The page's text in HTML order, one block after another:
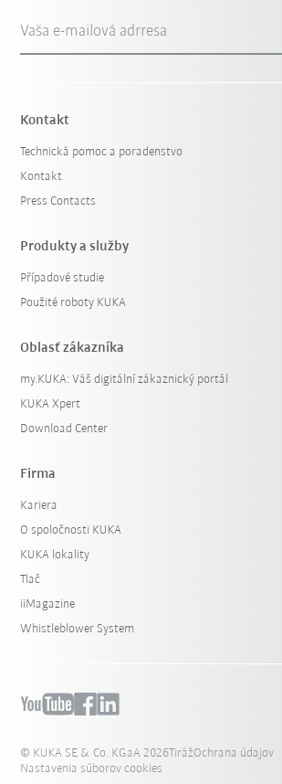
Vaša e-mailová adrresa
Kontakt
Technická pomoc a poradenstvo
Kontakt
Press Contacts
Produkty a služby
Případové studie
Použité roboty KUKA
Oblasť zákazníka
my.KUKA: Váš digitální zákaznický portál
KUKA Xpert
Download Center
Firma
Kariera
O spoločnosti KUKA
KUKA lokality
Tlač
iiMagazine
Whistleblower System
© KUKA SE & Co. KGaA 2026TirážOchrana údajov
Nastavenia súborov cookies